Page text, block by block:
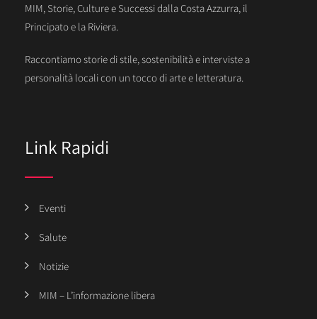
MIM, Storie, Culture e Successi dalla Costa Azzurra, il
Principato e la Riviera.
Raccontiamo storie di stile, sostenibilità e interviste a
personalità locali con un tocco di arte e letteratura.
Link Rapidi
Eventi
Salute
Notizie
MIM – L’informazione libera